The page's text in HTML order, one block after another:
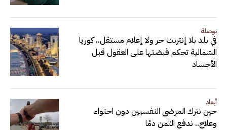
بوصلة
في بلد بلا إنترنت حر ولا إعلام مستقل.. كوريا
الشمالية تحكم قبضتها على العقول قبل
الأجساد
أبعاد
حين نترك المرضى النفسيين دون احتواء
وعلاج.. ندفع الثمن دمًا